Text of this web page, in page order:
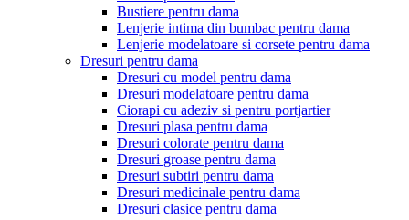
Bustiere pentru dama
Lenjerie intima din bumbac pentru dama
Lenjerie modelatoare si corsete pentru dama
Dresuri pentru dama
Dresuri cu model pentru dama
Dresuri modelatoare pentru dama
Ciorapi cu adeziv si pentru portjartier
Dresuri plasa pentru dama
Dresuri colorate pentru dama
Dresuri groase pentru dama
Dresuri subtiri pentru dama
Dresuri medicinale pentru dama
Dresuri clasice pentru dama